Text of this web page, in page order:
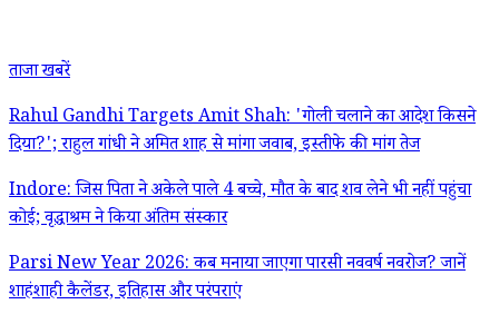
ताजा खबरें
Rahul Gandhi Targets Amit Shah: 'गोली चलाने का आदेश किसने
दिया?'; राहुल गांधी ने अमित शाह से मांगा जवाब, इस्तीफे की मांग तेज
Indore: जिस पिता ने अकेले पाले 4 बच्चे, मौत के बाद शव लेने भी नहीं पहुंचा
कोई; वृद्धाश्रम ने किया अंतिम संस्कार
Parsi New Year 2026: कब मनाया जाएगा पारसी नववर्ष नवरोज? जानें
शाहंशाही कैलेंडर, इतिहास और परंपराएं